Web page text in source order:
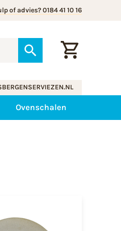
of advies? 0184 41 10 16
Ovenschalen